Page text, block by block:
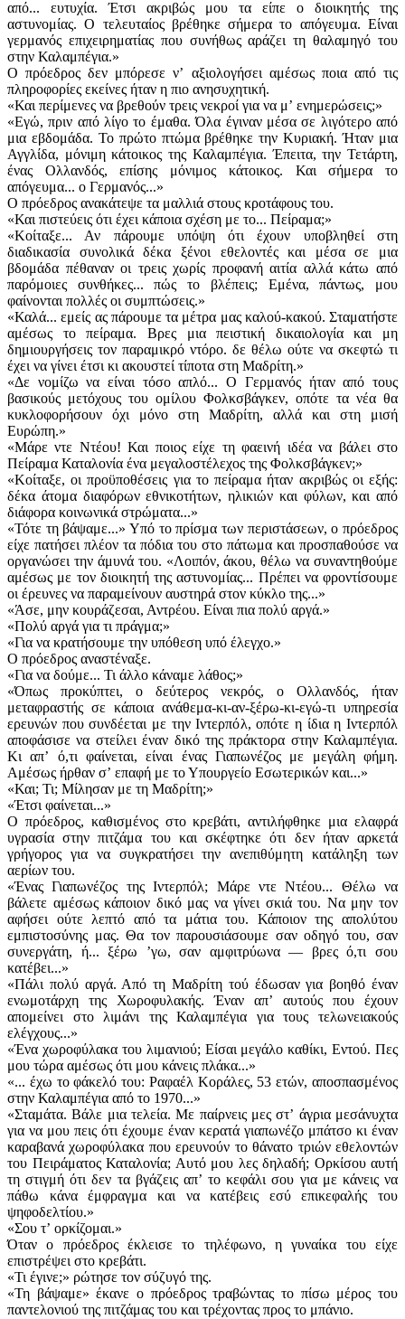
από... ευτυχία. Έτσι ακριβώς μου τα είπε ο διοικητής της
αστυνομίας. Ο τελευταίος βρέθηκε σήμερα το απόγευμα. Είναι
γερμανός επιχειρηματίας που συνήθως αράζει τη θαλαμηγό του
στην Καλαμπέγια.»
Ο πρόεδρος δεν μπόρεσε νʼ αξιολογήσει αμέσως ποια από τις
πληροφορίες εκείνες ήταν η πιο ανησυχητική.
«Και περίμενες να βρεθούν τρεις νεκροί για να μʼ ενημερώσεις;»
«Εγώ, πριν από λίγο το έμαθα. Όλα έγιναν μέσα σε λιγότερο από
μια εβδομάδα. Το πρώτο πτώμα βρέθηκε την Κυριακή. Ήταν μια
Αγγλίδα, μόνιμη κάτοικος της Καλαμπέγια. Έπειτα, την Τετάρτη,
ένας Ολλανδός, επίσης μόνιμος κάτοικος. Και σήμερα το
απόγευμα... ο Γερμανός...»
Ο πρόεδρος ανακάτεψε τα μαλλιά στους κροτάφους του.
«Και πιστεύεις ότι έχει κάποια σχέση με το... Πείραμα;»
«Κοίταξε... Αν πάρουμε υπόψη ότι έχουν υποβληθεί στη
διαδικασία συνολικά δέκα ξένοι εθελοντές και μέσα σε μια
βδομάδα πέθαναν οι τρεις χωρίς προφανή αιτία αλλά κάτω από
παρόμοιες συνθήκες... πώς το βλέπεις; Εμένα, πάντως, μου
φαίνονται πολλές οι συμπτώσεις.»
«Καλά... εμείς ας πάρουμε τα μέτρα μας καλού-κακού. Σταματήστε
αμέσως το πείραμα. Βρες μια πειστική δικαιολογία και μη
δημιουργήσεις τον παραμικρό ντόρο. δε θέλω ούτε να σκεφτώ τι
έχει να γίνει έτσι κι ακουστεί τίποτα στη Μαδρίτη.»
«Δε νομίζω να είναι τόσο απλό... Ο Γερμανός ήταν από τους
βασικούς μετόχους του ομίλου Φολκσβάγκεν, οπότε τα νέα θα
κυκλοφορήσουν όχι μόνο στη Μαδρίτη, αλλά και στη μισή
Ευρώπη.»
«Μάρε ντε Ντέου! Και ποιος είχε τη φαεινή ιδέα να βάλει στο
Πείραμα Καταλονία ένα μεγαλοστέλεχος της Φολκσβάγκεν;»
«Κοίταξε, οι προϋποθέσεις για το πείραμα ήταν ακριβώς οι εξής:
δέκα άτομα διαφόρων εθνικοτήτων, ηλικιών και φύλων, και από
διάφορα κοινωνικά στρώματα...»
«Τότε τη βάψαμε...» Υπό το πρίσμα των περιστάσεων, ο πρόεδρος
είχε πατήσει πλέον τα πόδια του στο πάτωμα και προσπαθούσε να
οργανώσει την άμυνά του. «Λοιπόν, άκου, θέλω να συναντηθούμε
αμέσως με τον διοικητή της αστυνομίας... Πρέπει να φροντίσουμε
οι έρευνες να παραμείνουν αυστηρά στον κύκλο της...»
«Άσε, μην κουράζεσαι, Αντρέου. Είναι πια πολύ αργά.»
«Πολύ αργά για τι πράγμα;»
«Για να κρατήσουμε την υπόθεση υπό έλεγχο.»
Ο πρόεδρος αναστέναξε.
«Για να δούμε... Τι άλλο κάναμε λάθος;»
«Όπως προκύπτει, ο δεύτερος νεκρός, ο Ολλανδός, ήταν
μεταφραστής σε κάποια ανάθεμα-κι-αν-ξέρω-κι-εγώ-τι υπηρεσία
ερευνών που συνδέεται με την Ιντερπόλ, οπότε η ίδια η Ιντερπόλ
αποφάσισε να στείλει έναν δικό της πράκτορα στην Καλαμπέγια.
Κι απʼ ό,τι φαίνεται, είναι ένας Γιαπωνέζος με μεγάλη φήμη.
Αμέσως ήρθαν σʼ επαφή με το Υπουργείο Εσωτερικών και...»
«Και; Τι; Μίλησαν με τη Μαδρίτη;»
«Έτσι φαίνεται...»
Ο πρόεδρος, καθισμένος στο κρεβάτι, αντιλήφθηκε μια ελαφρά
υγρασία στην πιτζάμα του και σκέφτηκε ότι δεν ήταν αρκετά
γρήγορος για να συγκρατήσει την ανεπιθύμητη κατάληξη των
αερίων του.
«Ένας Γιαπωνέζος της Ιντερπόλ; Μάρε ντε Ντέου... Θέλω να
βάλετε αμέσως κάποιον δικό μας να γίνει σκιά του. Να μην τον
αφήσει ούτε λεπτό από τα μάτια του. Κάποιον της απολύτου
εμπιστοσύνης μας. Θα τον παρουσιάσουμε σαν οδηγό του, σαν
συνεργάτη, ή... ξέρω ʼγω, σαν αμφιτρύωνα — βρες ό,τι σου
κατέβει...»
«Πάλι πολύ αργά. Από τη Μαδρίτη τού έδωσαν για βοηθό έναν
ενωμοτάρχη της Χωροφυλακής. Έναν απʼ αυτούς που έχουν
απομείνει στο λιμάνι της Καλαμπέγια για τους τελωνειακούς
ελέγχους...»
«Ένα χωροφύλακα του λιμανιού; Είσαι μεγάλο καθίκι, Εντού. Πες
μου τώρα αμέσως ότι μου κάνεις πλάκα...»
«... έχω το φάκελό του: Ραφαέλ Κοράλες, 53 ετών, αποσπασμένος
στην Καλαμπέγια από το 1970...»
«Σταμάτα. Βάλε μια τελεία. Με παίρνεις μες στʼ άγρια μεσάνυχτα
για να μου πεις ότι έχουμε έναν κερατά γιαπωνέζο μπάτσο κι έναν
καραβανά χωροφύλακα που ερευνούν το θάνατο τριών εθελοντών
του Πειράματος Καταλονία; Αυτό μου λες δηλαδή; Ορκίσου αυτή
τη στιγμή ότι δεν τα βγάζεις απʼ το κεφάλι σου για με κάνεις να
πάθω κάνα έμφραγμα και να κατέβεις εσύ επικεφαλής του
ψηφοδελτίου.»
«Σου τʼ ορκίζομαι.»
Όταν ο πρόεδρος έκλεισε το τηλέφωνο, η γυναίκα του είχε
επιστρέψει στο κρεβάτι.
«Τι έγινε;» ρώτησε τον σύζυγό της.
«Τη βάψαμε» έκανε ο πρόεδρος τραβώντας το πίσω μέρος του
παντελονιού της πιτζάμας του και τρέχοντας προς το μπάνιο.